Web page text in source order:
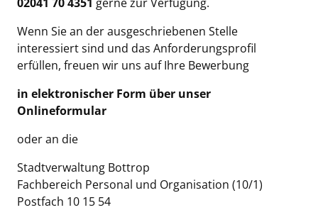
Wenn Sie an der ausgeschriebenen Stelle
interessiert sind und das Anforderungsprofil
erfüllen, freuen wir uns auf Ihre Bewerbung
in elektronischer Form über unser
Onlineformular
oder an die
Stadtverwaltung Bottrop
Fachbereich Personal und Organisation (10/1)
Postfach 10 15 54